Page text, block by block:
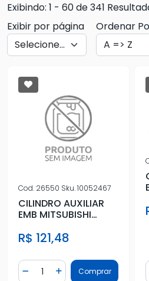
Exibindo: 1 - 60 de 341
Exibir por página
Ordenar
Cod. 26550 Sku.10052467
CILINDRO AUXILIAR
EMB MITSUBISHI
A 2000
R$ 121,48
Diminuir Quantidade
Quantidade
Adicionar Quantidade
Comprar